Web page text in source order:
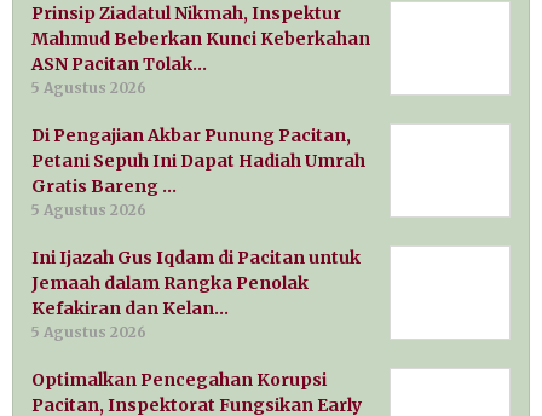
Prinsip Ziadatul Nikmah, Inspektur
Mahmud Beberkan Kunci Keberkahan
ASN Pacitan Tolak…
5 Agustus 2026
Di Pengajian Akbar Punung Pacitan,
Petani Sepuh Ini Dapat Hadiah Umrah
Gratis Bareng …
5 Agustus 2026
Ini Ijazah Gus Iqdam di Pacitan untuk
Jemaah dalam Rangka Penolak
Kefakiran dan Kelan…
5 Agustus 2026
Optimalkan Pencegahan Korupsi
Pacitan, Inspektorat Fungsikan Early